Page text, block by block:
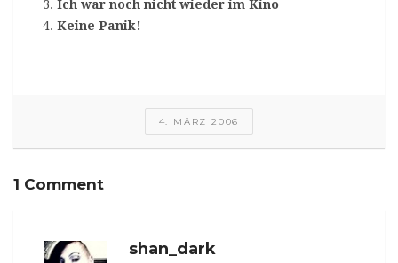
Ich war noch nicht wieder im Kino
Keine Panik!
4. MÄRZ 2006
1 Comment
shan_dark